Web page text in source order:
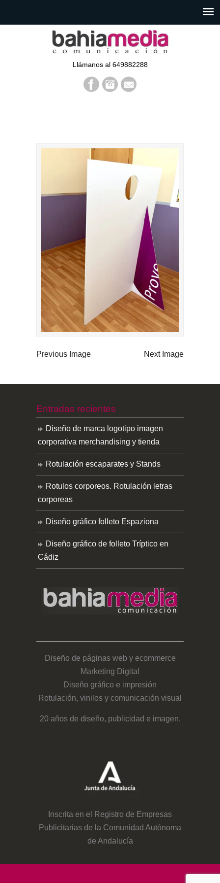
Llámanos al 649882288
Previous Image Next Image
Entradas recientes
Diseño de marca logotipo imagen
corporativa merchandising y tienda
Rotulación escaparates y Stands
Rotulos corporeos. Rotulación letras
corporeas
Diseño gráfico folleto Espaziona
Diseño gráfico de folleto Tríptico en
Cádiz
Diseño de páginas web y ecommerce
Marketing Digital
Diseño gráfico e impresión
Rotulación, vinilos y comunicación visual
20 años de diseño, publicidad e imagen.
Inscrita en el Registro de Empresas
Publicitarias de la Comunidad Autónoma
de Andalucía